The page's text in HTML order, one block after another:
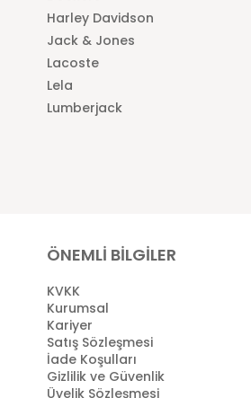
Harley Davidson
Jack & Jones
Lacoste
Lela
Lumberjack
ÖNEMLİ BİLGİLER
KVKK
Kurumsal
Kariyer
Satış Sözleşmesi
İade Koşulları
Gizlilik ve Güvenlik
Üyelik Sözleşmesi